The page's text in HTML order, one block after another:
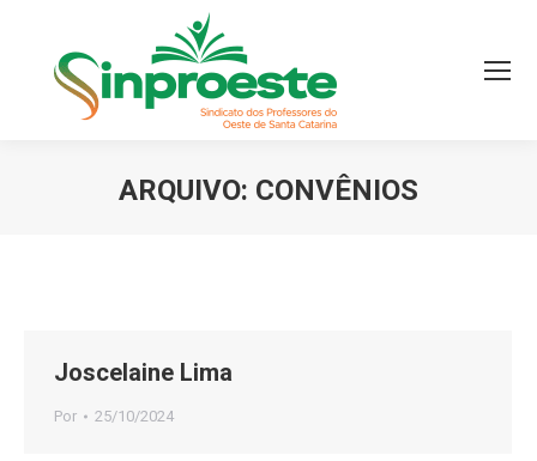
ARQUIVO: CONVÊNIOS
Joscelaine Lima
Por 25/10/2024